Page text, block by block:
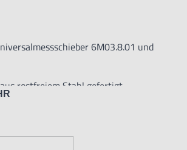
6M03.8.01 und
rostfreiem Stahl gefertigt.